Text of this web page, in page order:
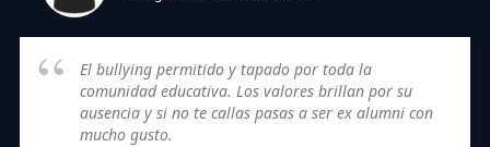
El bullying permitido y tapado por toda la
comunidad educativa. Los valores brillan por su
ausencia y si no te callas pasas a ser ex alumni con
mucho gusto.